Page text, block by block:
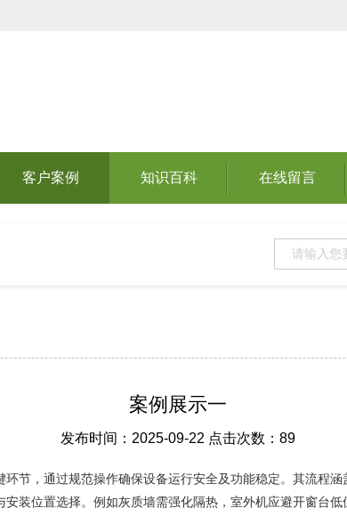
客户案例 知识百科 在线留言
案例展示一
发布时间：2025-09-22 点击次数：89
节，通过规范操作确保设备运行安全及功能稳定。其流程
装位置选择。例如灰质墙需强化隔热，室外机应避开窗台